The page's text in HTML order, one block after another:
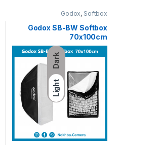
Dark
Light
Godox, Softbox
Godox SB-BW Softbox
70x100cm